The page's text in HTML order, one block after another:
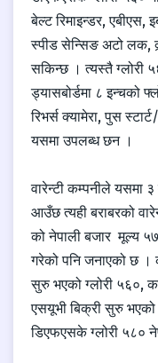
बेल्ट रिमाइन्डर, एबीएस,
स्पीड सेन्सिङ अटो लक,
सकिन्छ । त्यस्तै ग्लोरी
ड्यासबोर्डमा ८ इन्चको
रिभर्स क्यामेरा, पुस
यसमा उपलब्ध छन ।
वारेन्टी कम्पनीले यसमा
आउँछ त्यही बराबरको
को नेपाली बजार मूल्य
गरेको पनि जनाएको छ ।
सुरु भएको ग्लोरी ५६०,
एसयूभी बिक्री सुरु
डिएफएसके ग्लोरी ५८०